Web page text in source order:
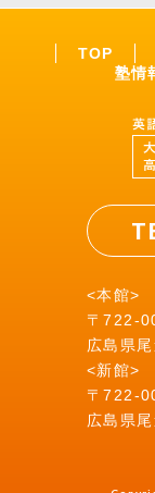
TOP
塾情
<本館>
〒722-
広島県
<新館>
〒722-
広島県